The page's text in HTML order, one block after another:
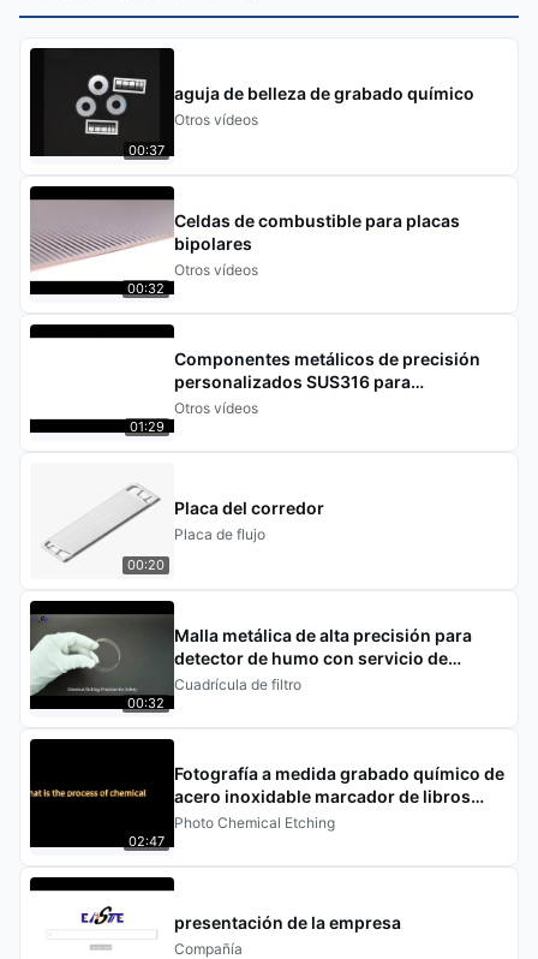
hardware. Our advanced etching technology
delivers intricate, durable designs with superior
corrosion resistance and versatile finishes.
decorative accents.
00:37
aguja de belleza de grabado químico
Otros vídeos
00:32
Celdas de combustible para placas
bipolares
Otros vídeos
01:29
Componentes metálicos de precisión
personalizados SUS316 para
dispositivos médicos con
Otros vídeos
00:20
Placa del corredor
Placa de flujo
00:32
Malla metálica de alta precisión para
detector de humo con servicio de
grabado químico
Cuadrícula de filtro
02:47
Fotografía a medida grabado químico de
acero inoxidable marcador de libros
artesanía de recuerdos
Photo Chemical Etching
presentación de la empresa
Compañía